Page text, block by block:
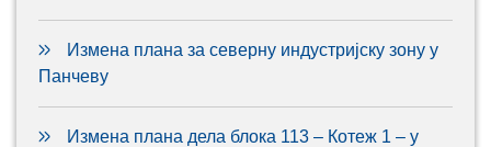
Измена плана за северну индустријску зону у
Панчеву
Измена плана дела блока 113 – Котеж 1 – у